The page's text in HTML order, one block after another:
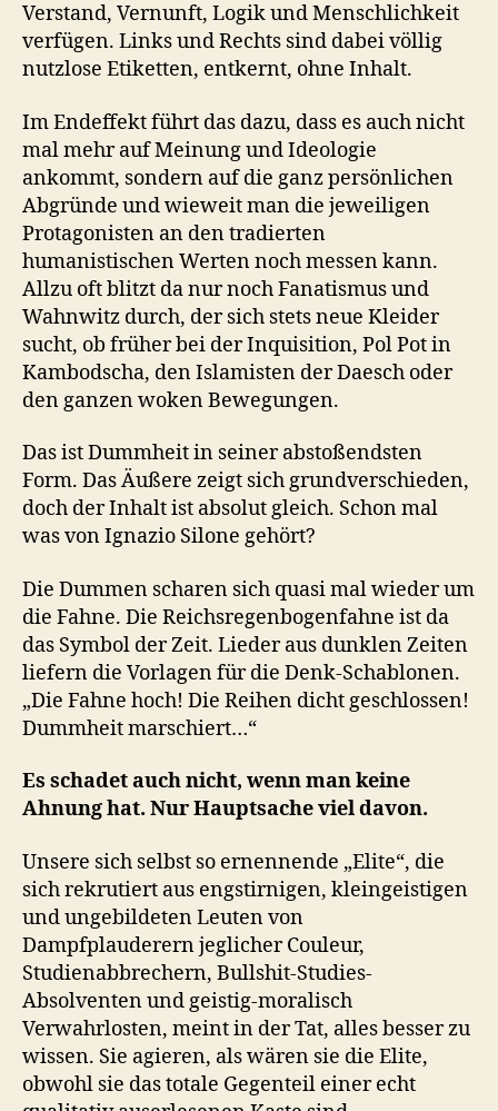
Verstand, Vernunft, Logik und Menschlichkeit
verfügen. Links und Rechts sind dabei völlig
nutzlose Etiketten, entkernt, ohne Inhalt.
Im Endeffekt führt das dazu, dass es auch nicht
mal mehr auf Meinung und Ideologie
ankommt, sondern auf die ganz persönlichen
Abgründe und wieweit man die jeweiligen
Protagonisten an den tradierten
humanistischen Werten noch messen kann.
Allzu oft blitzt da nur noch Fanatismus und
Wahnwitz durch, der sich stets neue Kleider
sucht, ob früher bei der Inquisition, Pol Pot in
Kambodscha, den Islamisten der Daesch oder
den ganzen woken Bewegungen.
Das ist Dummheit in seiner abstoßendsten
Form. Das Äußere zeigt sich grundverschieden,
doch der Inhalt ist absolut gleich. Schon mal
was von Ignazio Silone gehört?
Die Dummen scharen sich quasi mal wieder um
die Fahne. Die Reichsregenbogenfahne ist da
das Symbol der Zeit. Lieder aus dunklen Zeiten
liefern die Vorlagen für die Denk-Schablonen.
„Die Fahne hoch! Die Reihen dicht geschlossen!
Dummheit marschiert…“
Es schadet auch nicht, wenn man keine
Ahnung hat. Nur Hauptsache viel davon.
Unsere sich selbst so ernennende „Elite“, die
sich rekrutiert aus engstirnigen, kleingeistigen
und ungebildeten Leuten von
Dampfplauderern jeglicher Couleur,
Studienabbrechern, Bullshit-Studies-
Absolventen und geistig-moralisch
Verwahrlosten, meint in der Tat, alles besser zu
wissen. Sie agieren, als wären sie die Elite,
obwohl sie das totale Gegenteil einer echt